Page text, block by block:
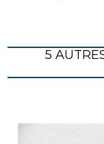
5